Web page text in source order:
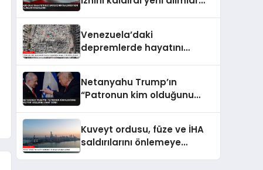
Venezuela’daki
depremlerde hayatını
Netanyahu Trump’ın
“Patronun kim olduğunu
Kuveyt ordusu, füze ve İHA
saldırılarını önlemeye